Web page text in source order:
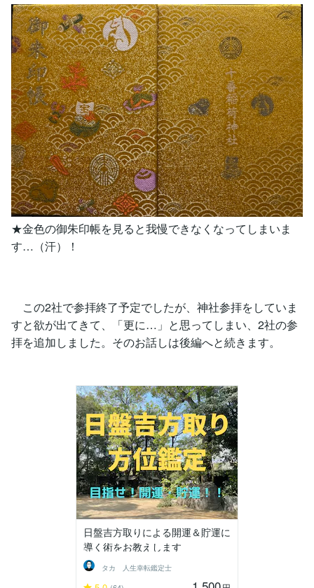
★金色の御朱印帳を見ると我慢できなくなってしまいま
す…（汗）！
この2社で参拝終了予定でしたが、神社参拝をしていま
すと欲が出てきて、「更に…」と思ってしまい、2社の参
拝を追加しました。そのお話しは後編へと続きます。
日盤吉方取りによる開運＆貯運に
導く術をお教えします
タカ 人生幸転鑑定士